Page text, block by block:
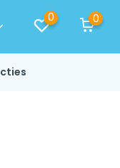
0 0